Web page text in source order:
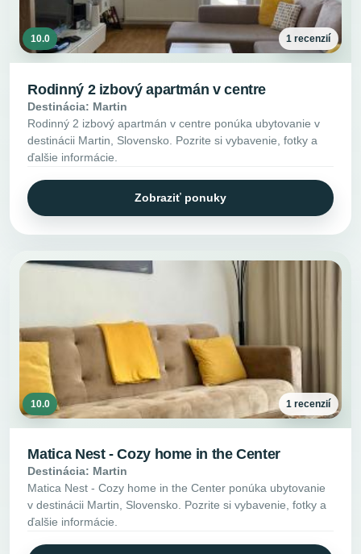
10.0 1 recenzií
Rodinný 2 izbový apartmán v centre
Destinácia: Martin
Rodinný 2 izbový apartmán v centre ponúka ubytovanie v
destinácii Martin, Slovensko. Pozrite si vybavenie, fotky a
ďalšie informácie.
Zobraziť ponuky
10.0 1 recenzií
Matica Nest - Cozy home in the Center
Destinácia: Martin
Matica Nest - Cozy home in the Center ponúka ubytovanie
v destinácii Martin, Slovensko. Pozrite si vybavenie, fotky a
ďalšie informácie.